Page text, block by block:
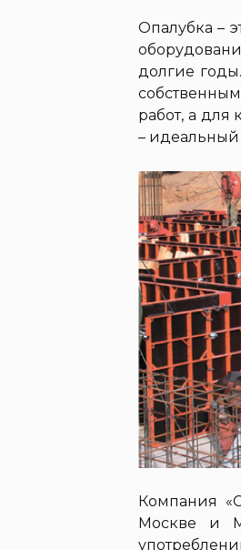
Опалубка –
долгие
работ, а для
–
Компания
Москве и